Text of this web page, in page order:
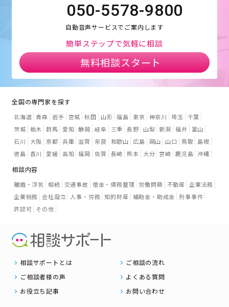
050-5578-9800
自動音声サービスでご案内します
簡単ステップで気軽に相談
無料相談スタート
全国の専門家を探す
北海道 青森 岩手 宮城 秋田 山形 福島 東京 神奈川 埼玉
千葉
茨城 栃木 群馬 愛知 静岡 岐阜 三重 長野 山梨 新潟 福井
富山
石川
大阪 京都 兵庫 滋賀 奈良 和歌山 広島 岡山 山口 鳥取
島根
徳島 香川 愛媛 高知 福岡 佐賀 長崎 熊本 大分 宮崎 鹿児島 沖縄
相談内容
離婚・浮気 相続 交通事故 借金・債務整理 労働問題 不動産 企業法務
企業税務 会社設立 人事・労務 知的財産 補助金・助成金 刑事事件
許認可 その他
相談サポートとは
ご相談の流れ
ご相談者様の声
よくある質問
お役立ち記事
お問い合わせ